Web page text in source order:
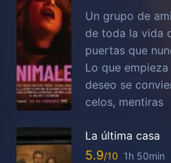
Un grupo de
de toda la vida
puertas que
Lo que
deseo se
celos, mentiras
La última casa
5.9 1h 50min